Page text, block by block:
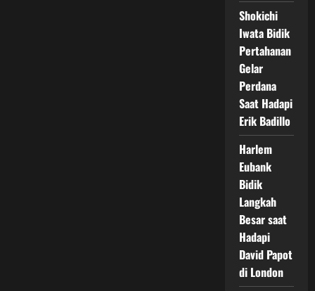
Shokichi
Iwata Bidik
Pertahanan
Gelar
Perdana
Saat Hadapi
Erik Badillo
Harlem
Eubank
Bidik
Langkah
Besar saat
Hadapi
David Papot
di London